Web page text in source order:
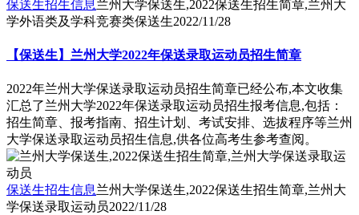
保送生招生信息兰州大学保送生,2022保送生招生简章,兰州大
学外语类及学科竞赛类保送生2022/11/28
【保送生】兰州大学2022年保送录取运动员招生简章
2022年兰州大学保送录取运动员招生简章已经公布,本文收集
汇总了兰州大学2022年保送录取运动员招生报考信息,包括：
招生简章、报考指南、招生计划、考试安排、选拔程序等兰州
大学保送录取运动员招生信息,供各位高考生参考查阅。
保送生招生信息兰州大学保送生,2022保送生招生简章,兰州大
学保送录取运动员2022/11/28